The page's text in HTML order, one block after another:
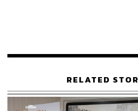
ข้อเสนอเก็บภาษี SME ที่อยู่นอกกรุงเ
4. เปลี่ยนวัฒนธรรมองค์กร
RELATED